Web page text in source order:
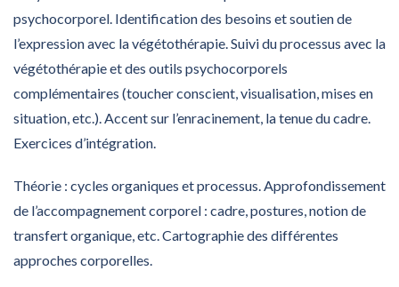
psychocorporel. Identification des besoins et soutien de
l’expression avec la végétothérapie. Suivi du processus avec la
végétothérapie et des outils psychocorporels
complémentaires (toucher conscient, visualisation, mises en
situation, etc.). Accent sur l’enracinement, la tenue du cadre.
Exercices d’intégration.
Théorie : cycles organiques et processus. Approfondissement
de l’accompagnement corporel : cadre, postures, notion de
transfert organique, etc. Cartographie des différentes
approches corporelles.